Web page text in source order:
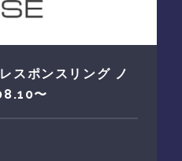
スポンスリング ノ
〜